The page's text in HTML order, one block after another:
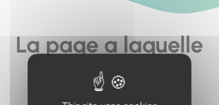
La page a laquelle
vous cherchez à
accéder n'existe